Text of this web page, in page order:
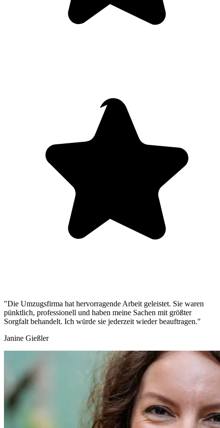
"Die Umzugsfirma hat hervorragende Arbeit geleistet. Sie waren
pünktlich, professionell und haben meine Sachen mit größter
Sorgfalt behandelt. Ich würde sie jederzeit wieder beauftragen."
Janine Gießler